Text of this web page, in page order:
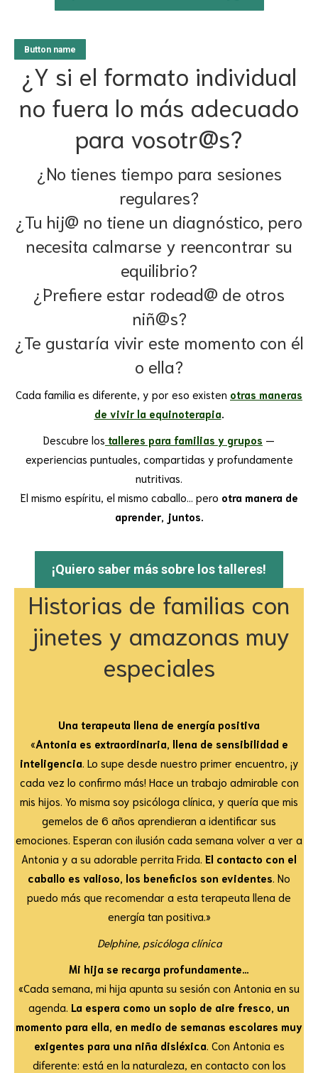
Button name
¿Y si el formato individual
no fuera lo más adecuado
para vosotr@s?
¿No tienes tiempo para sesiones
regulares?
¿Tu hij@ no tiene un diagnóstico, pero
necesita calmarse y reencontrar su
equilibrio?
¿Prefiere estar rodead@ de otros
niñ@s?
¿Te gustaría vivir este momento con él
o ella?
Cada familia es diferente, y por eso existen otras maneras
de vivir la equinoterapia.
Descubre los talleres para familias y grupos —
experiencias puntuales, compartidas y profundamente
nutritivas.
El mismo espíritu, el mismo caballo… pero otra manera de
aprender, juntos.
¡Quiero saber más sobre los talleres!
Historias de familias con
jinetes y amazonas muy
especiales
Una terapeuta llena de energía positiva
«Antonia es extraordinaria, llena de sensibilidad e
inteligencia. Lo supe desde nuestro primer encuentro, ¡y
cada vez lo confirmo más! Hace un trabajo admirable con
mis hijos. Yo misma soy psicóloga clínica, y quería que mis
gemelos de 6 años aprendieran a identificar sus
emociones. Esperan con ilusión cada semana volver a ver a
Antonia y a su adorable perrita Frida. El contacto con el
caballo es valioso, los beneficios son evidentes. No
puedo más que recomendar a esta terapeuta llena de
energía tan positiva.»
Delphine, psicóloga clínica
Mi hija se recarga profundamente…
«Cada semana, mi hija apunta su sesión con Antonia en su
agenda. La espera como un soplo de aire fresco, un
momento para ella, en medio de semanas escolares muy
exigentes para una niña disléxica. Con Antonia es
diferente: está en la naturaleza, en contacto con los